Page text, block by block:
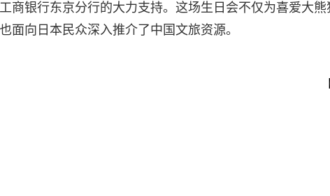
商银行东京分行的大力支持。这场生日会不仅为喜爱大
面向日本民众深入推介了中国文旅资源。